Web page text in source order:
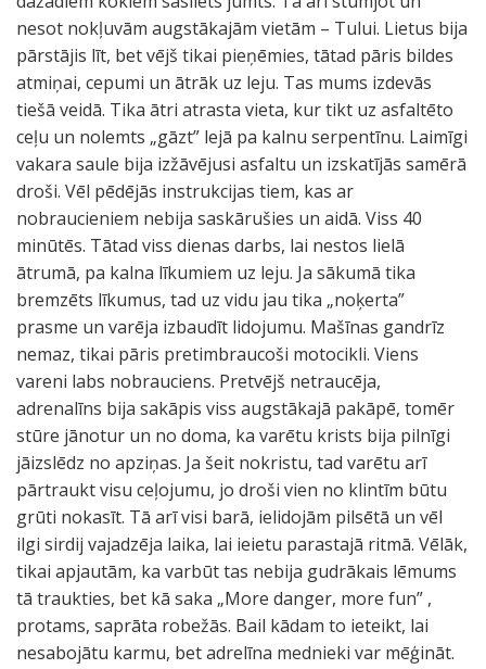
nesot nokļuvām augstākajām vietām – Tului. Lietus bija
pārstājis līt, bet vējš tikai pieņēmies, tātad pāris bildes
atmiņai, cepumi un ātrāk uz leju. Tas mums izdevās
tiešā veidā. Tika ātri atrasta vieta, kur tikt uz asfaltēto
ceļu un nolemts „gāzt” lejā pa kalnu serpentīnu. Laimīgi
vakara saule bija izžāvējusi asfaltu un izskatījās samērā
droši. Vēl pēdējās instrukcijas tiem, kas ar
nobraucieniem nebija saskārušies un aidā. Viss 40
minūtēs. Tātad viss dienas darbs, lai nestos lielā
ātrumā, pa kalna līkumiem uz leju. Ja sākumā tika
bremzēts līkumus, tad uz vidu jau tika „noķerta”
prasme un varēja izbaudīt lidojumu. Mašīnas gandrīz
nemaz, tikai pāris pretimbraucoši motocikli. Viens
vareni labs nobrauciens. Pretvējš netraucēja,
adrenalīns bija sakāpis viss augstākajā pakāpē, tomēr
stūre jānotur un no doma, ka varētu krists bija pilnīgi
jāizslēdz no apziņas. Ja šeit nokristu, tad varētu arī
pārtraukt visu ceļojumu, jo droši vien no klintīm būtu
grūti nokasīt. Tā arī visi barā, ielidojām pilsētā un vēl
ilgi sirdij vajadzēja laika, lai ieietu parastajā ritmā. Vēlāk,
tikai apjautām, ka varbūt tas nebija gudrākais lēmums
tā traukties, bet kā saka „More danger, more fun” ,
protams, saprāta robežās. Bail kādam to ieteikt, lai
nesabojātu karmu, bet adrelīna mednieki var mēģināt.